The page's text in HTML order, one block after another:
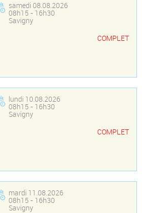
samedi 08.08.2026
08h15 - 16h30
Savigny
COMPLET
lundi 10.08.2026
08h15 - 16h30
Savigny
COMPLET
mardi 11.08.2026
08h15 - 16h30
Savigny